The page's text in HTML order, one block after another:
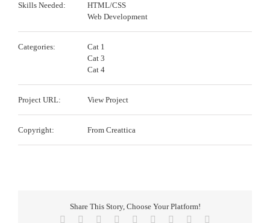
Skills Needed:
HTML/CSS
Web Development
Categories:
Cat 1
Cat 3
Cat 4
Project URL: View Project
Copyright: From Creattica
Share This Story, Choose Your Platform!
Facebook
TwitterReddit LinkedInWhatsApp
TumblrPinterest